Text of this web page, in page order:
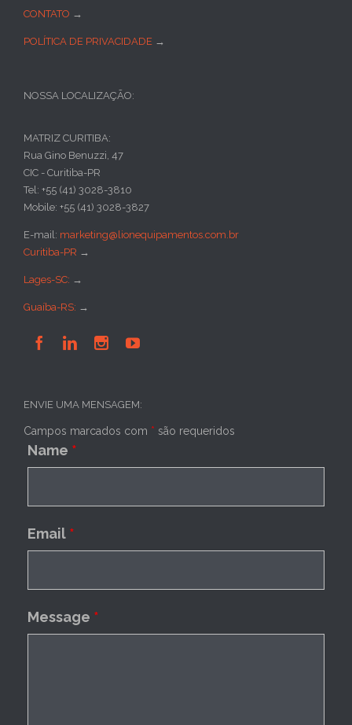
CONTATO →
POLÍTICA DE PRIVACIDADE →
NOSSA LOCALIZAÇÃO:
MATRIZ CURITIBA:
Rua Gino Benuzzi, 47
CIC - Curitiba-PR
Tel: +55 (41) 3028-3810
Mobile: +55 (41) 3028-3827
E-mail: marketing@lionequipamentos.com.br
Curitiba-PR →
Lages-SC: →
Guaíba-RS: →
   
ENVIE UMA MENSAGEM:
Campos marcados com * são requeridos
Name *
Email *
Message *